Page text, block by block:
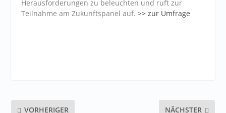
Herausforderungen zu beleuchten und ruft zur
Teilnahme am Zukunftspanel auf.>> zur Umfrage
VORHERIGER NÄCHSTER